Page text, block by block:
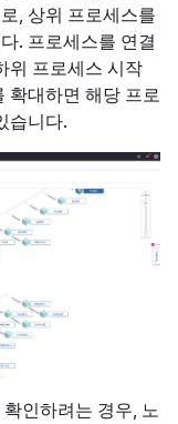
, 상위 프로세스를
. 프로세스를 연결
위 프로세스 시작
확대하면 해당 프로
습니다.
인하려는 경우, 노